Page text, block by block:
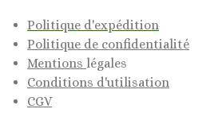
Politique d'expédition
Politique de confidentialité
Mentions légales
Conditions d'utilisation
CGV